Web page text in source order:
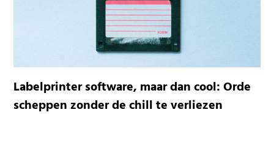
Labelprinter software, maar dan cool: Orde
scheppen zonder de chill te verliezen